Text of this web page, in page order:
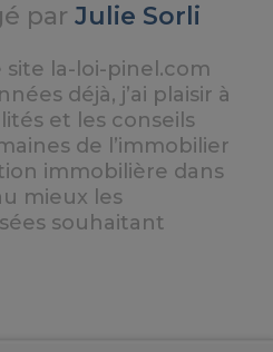
par Julie Sorli
la-loi-pinel.com
déjà, j’ai plaisir à
et les conseils
de l’immobilier
immobilière dans
mieux les
souhaitant